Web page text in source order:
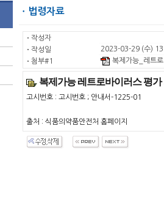
ㆍ법령자료
ㆍ 작성자
ㆍ 작성일
2023-03-29 (수)
ㆍ 첨부#1 복제가능_레트
복제가능 레트로바이러스 평
고시번호 : 고시번호 ; 안내서-1225-01
출처 : 식품의약품안전처 홈페이지